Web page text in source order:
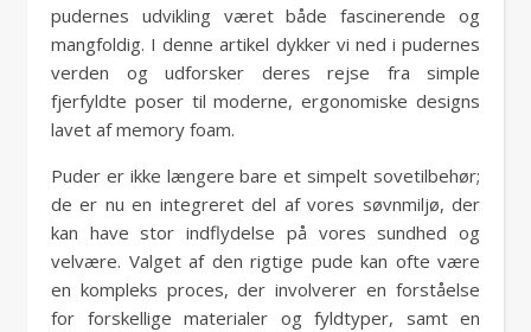
pudernes udvikling været både fascinerende og
mangfoldig. I denne artikel dykker vi ned i pudernes
verden og udforsker deres rejse fra simple
fjerfyldte poser til moderne, ergonomiske designs
lavet af memory foam.
Puder er ikke længere bare et simpelt sovetilbehør;
de er nu en integreret del af vores søvnmiljø, der
kan have stor indflydelse på vores sundhed og
velvære. Valget af den rigtige pude kan ofte være
en kompleks proces, der involverer en forståelse
for forskellige materialer og fyldtyper, samt en